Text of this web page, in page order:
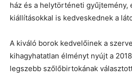
ház és a helytörténeti gyűjtemény,
kiállításokkal is kedveskednek a
A kiváló borok kedvelőinek a
kihagyhatatlan élményt nyújt a
legszebb szőlőbirtokának